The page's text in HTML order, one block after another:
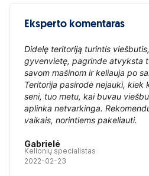
Eksperto komentaras
Didelę teritoriją turintis
gyvenvietę, pagrinde atvyksta
savom mašinom ir keliauja po
Teritorija pasirodė nejauki, kiek
seni, tuo metu, kai buvau
aplinka netvarkinga.
vaikais, norintiems pakeliauti.
Gabrielė
Kelionių specialistas
2022-02-23